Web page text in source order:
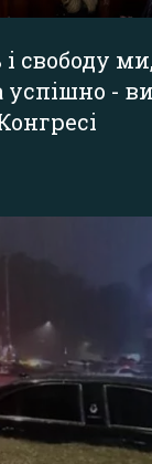
свободу
успішно -